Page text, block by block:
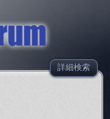
詳細検索